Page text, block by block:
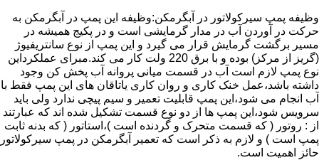
وظیفه پمپ سیرکولاتور در آبگرمکن:وظیفه این پمپ در آبگرمکن به
حرکت در آوردن آب در مدار گرمایشی است و در پکیج همیشه در
مسیر برگشت گرمایش قرار می گیرد و این پمپ از نوع سانتریفیوژ
(گریز از مرکز) بوده و با برق 220 ولت کار می کند.مبرای عملکرداین
نوع پمپ لازم است آب در قسمت میانی پروانه آب پخش کن وجود
داشته باشد،عمل خنک کاری و روان کاری یاتاقان های این پمپ فقط با
آب انجام می شود،این پمپ قابلیت تعمیر و سیم پیچی ندارد ولی باید
سرویس شود،این پمپ ها از دو نوع قسمت تشکیل شده اند که عبارتند
از : روتور ( که قسمت متحرک و گردنده است )،استاتور ( که بدنه ثابت
پمپ است ) و لازم به ذکر است که تعمیر آبگرمکن در پمپ سیرکولاتور
حائز اهمیت است.